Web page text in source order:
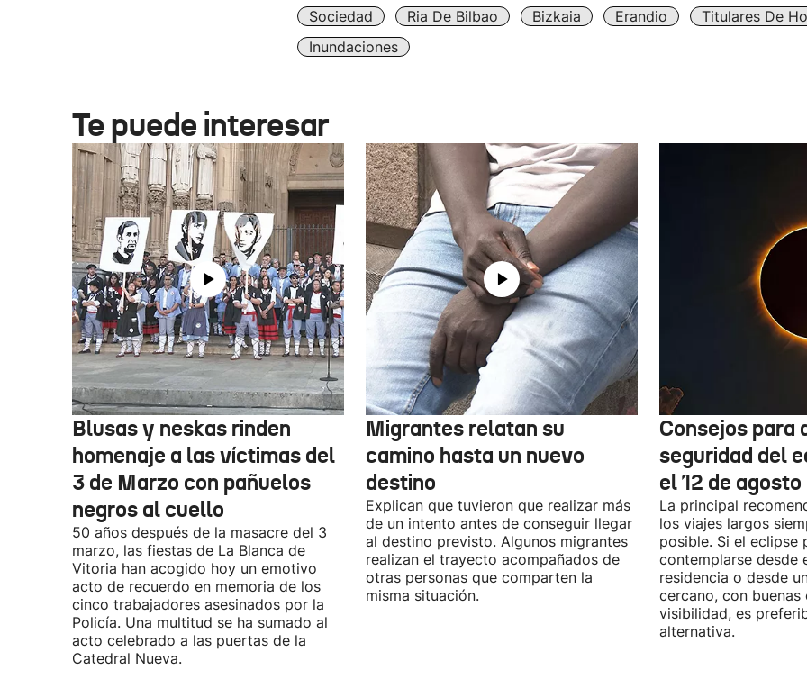
Sociedad Ria De Bilbao Bizkaia Erandio
Titulares De
Inundaciones
Te puede interesar
Blusas y neskas rinden
homenaje a las víctimas del
3 de Marzo con pañuelos
negros al cuello
50 años después de la masacre del 3
marzo, las fiestas de La Blanca de
Vitoria han acogido hoy un emotivo
acto de recuerdo en memoria de los
cinco trabajadores asesinados por la
Policía. Una multitud se ha sumado al
acto celebrado a las puertas de la
Catedral Nueva.
Migrantes relatan su
camino hasta un nuevo
destino
Explican que tuvieron que realizar más
de un intento antes de conseguir llegar
al destino previsto. Algunos migrantes
realizan el trayecto acompañados de
otras personas que comparten la
misma situación.
Consejos para
seguridad del
el 12 de agosto
La principal
los viajes largos
posible. Si el eclipse
contemplarse desde
residencia o desde
cercano, con
visibilidad, es
alternativa.